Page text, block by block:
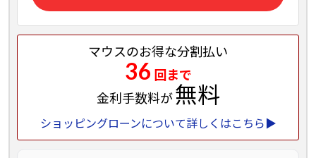
マウスのお得な分割払い
36 回まで
金利手数料が無料
ショッピングローンについて詳しくはこちら▶